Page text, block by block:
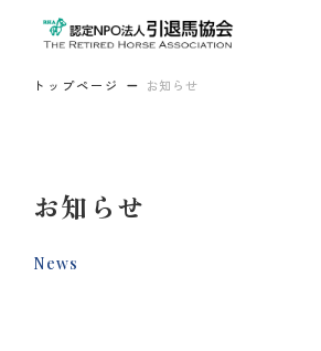
トップページ お知らせ
お知らせ
News